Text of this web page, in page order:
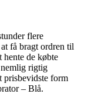
flere
få bragt ordren til
hente de købte
rigtig
prisbevidste form
– Blå.